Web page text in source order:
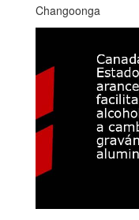
Changoonga